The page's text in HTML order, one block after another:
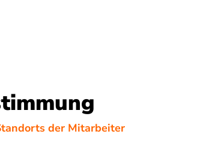
der Mitarbeiter